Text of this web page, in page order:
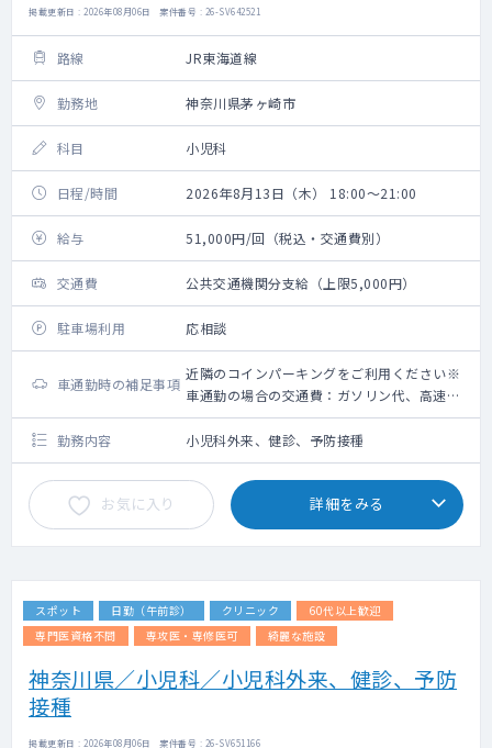
掲載更新日 : 2026年08月06日 案件番号 : 26-SV642521
路線 JR東海道線
勤務地 神奈川県茅ヶ崎市
科目 小児科
日程/時間 2026年8月13日（木） 18:00～21:00
給与 51,000円/回（税込・交通費別）
交通費 公共交通機関分支給（上限5,000円）
駐車場利用 応相談
車通勤時の補足事項
近隣のコインパーキングをご利用ください※
車通勤の場合の交通費：ガソリン代、高速道
路利用料金（上限5,000円）＋駐車場代（上
限2,000円）
勤務内容 小児科外来、健診、予防接種
お気に入り 詳細をみる
スポット 日勤（午前診） クリニック
60代以上歓迎
専門医資格不問
専攻医・専修医可 綺麗な施設
神奈川県／小児科／小児科外来、健診、予防
接種
掲載更新日 : 2026年08月06日 案件番号 : 26-SV651166